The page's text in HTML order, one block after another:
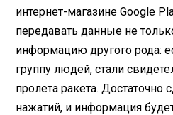
интернет-магазине Google
передавать данные не
информацию другого рода:
группу людей, стали
пролета ракета. Достаточно
нажатий, и информация